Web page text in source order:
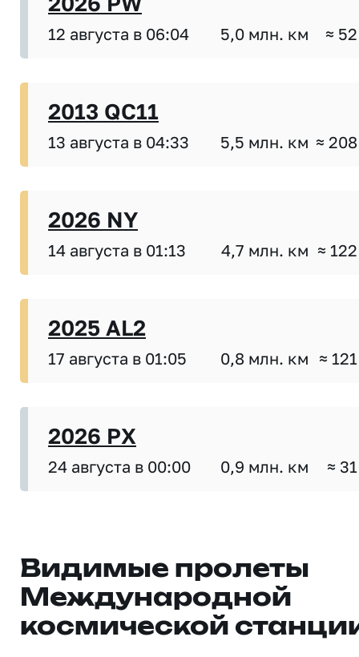
12 августа в 06:04 5,0 млн. км ≈
2013 QC11
13 августа в 04:33 5,5 млн. км ≈
2026 NY
14 августа в 01:13 4,7 млн. км ≈
2025 AL2
17 августа в 01:05 0,8 млн. км ≈
2026 PX
24 августа в 00:00 0,9 млн. км ≈
Видимые пролеты
Международной
космической